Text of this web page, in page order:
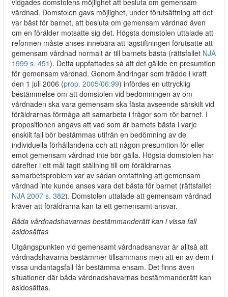
vidgades domstolens möjlighet att besluta om gemensam
vårdnad. Domstolen gavs möjlighet, under förutsättning att det
var bäst för barnet, att besluta om gemensam vårdnad även
om en förälder motsatte sig det. Högsta domstolen uttalade att
reformen måste anses innebära att lagstiftningen förutsatte att
gemensam vårdnad normalt är till barnets bästa (rättsfallet NJA
1999 s. 451). Detta uppfattades så att det gällde en presumtion
för gemensam vårdnad. Genom ändringar som trädde i kraft
den 1 juli 2006 (prop. 2005/06:99) infördes en uttrycklig
bestämmelse om att domstolen vid bedömningen av om
vårdnaden ska vara gemensam ska fästa avseende särskilt vid
föräldrarnas förmåga att samarbeta i frågor som rör barnet. I
propositionen angavs att vad som är barnets bästa i varje
enskilt fall bör bestämmas utifrån en bedömning av de
individuella förhållandena och att någon presumtion för eller
emot gemensam vårdnad inte bör gälla. Högsta domstolen har
därefter i ett mål tagit ställning till om föräldrarnas
samarbetsproblem var av sådan omfattning att gemensam
vårdnad inte kunde anses vara det bästa för barnet (rättsfallet
NJA 2007 s. 382). Domstolen uttalade att gemensam vårdnad
kräver att föräldrarna kan ta ett gemensamt ansvar.
Båda vårdnadshavarnas bestämmanderätt kan i vissa fall
åsidosättas
Utgångspunkten vid gemensamt vårdnadsansvar är alltså att
vårdnadshavarna bestämmer tillsammans men att en av dem i
vissa undantagsfall får bestämma ensam. Det finns även
situationer där båda vårdnadshavarnas bestämmanderätt kan
åsidosättas.